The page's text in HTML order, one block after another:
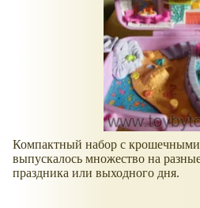
Компактный набор с
выпускалось множество на
праздника или выходного дня.